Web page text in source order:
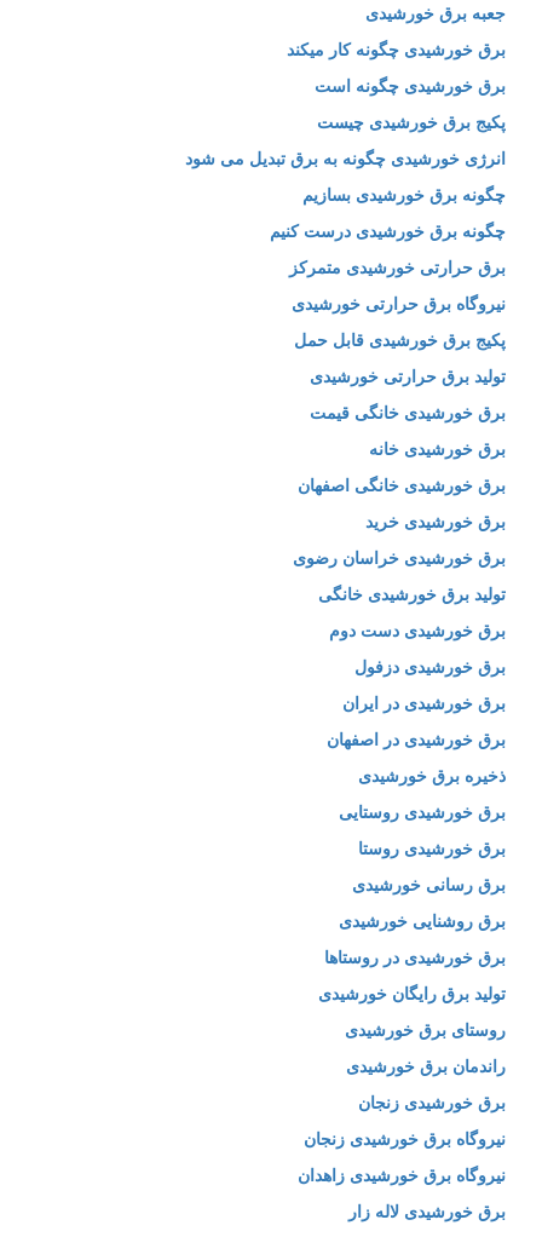
جعبه برق خورشیدی
برق خورشیدی چگونه کار میکند
برق خورشیدی چگونه است
پکیج برق خورشیدی چیست
انرژی خورشیدی چگونه به برق تبدیل می شود
چگونه برق خورشیدی بسازیم
چگونه برق خورشیدی درست کنیم
برق حرارتی خورشیدی متمرکز
نیروگاه برق حرارتی خورشیدی
پکیج برق خورشیدی قابل حمل
تولید برق حرارتی خورشیدی
برق خورشیدی خانگی قیمت
برق خورشیدی خانه
برق خورشیدی خانگی اصفهان
برق خورشیدی خرید
برق خورشیدی خراسان رضوی
تولید برق خورشیدی خانگی
برق خورشیدی دست دوم
برق خورشیدی دزفول
برق خورشیدی در ایران
برق خورشیدی در اصفهان
ذخیره برق خورشیدی
برق خورشیدی روستایی
برق خورشیدی روستا
برق رسانی خورشیدی
برق روشنایی خورشیدی
برق خورشیدی در روستاها
تولید برق رایگان خورشیدی
روستای برق خورشیدی
راندمان برق خورشیدی
برق خورشیدی زنجان
نیروگاه برق خورشیدی زنجان
نیروگاه برق خورشیدی زاهدان
برق خورشیدی لاله زار